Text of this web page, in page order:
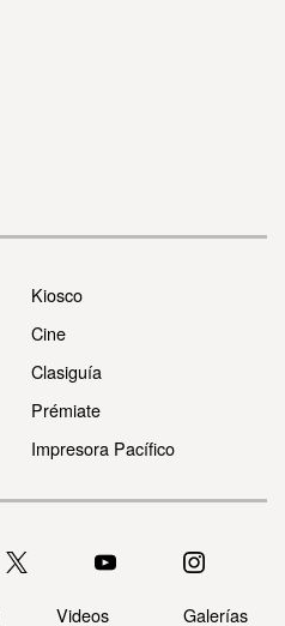
Kiosco
Cine
Clasiguía
Prémiate
Impresora Pacífico
Videos Galerías